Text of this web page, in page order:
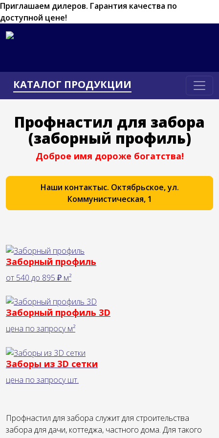
Приглашаем дилеров. Гарантия качества по
доступной цене!
КАТАЛОГ ПРОДУКЦИИ
Профнастил для забора
(заборный профиль)
Доброе имя дороже богатства!
Наши контактыс. Октябрьское, ул.
Коммунистическая, 1
Заборный профиль
от 540 до 895 ₽ м²
Заборный профиль 3D
цена по запросу м²
Заборы из 3D сетки
цена по запросу шт.
Профнастил для забора служит для строительства
забора для дачи, коттеджа, частного дома. Для такого